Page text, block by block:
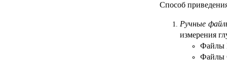
Способ
Ручные
измерения
Файлы
Файлы